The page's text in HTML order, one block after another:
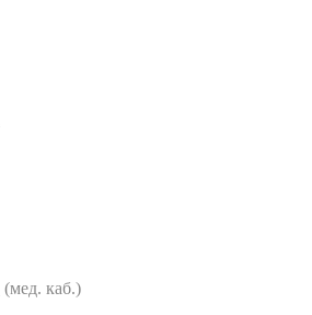
(мед. каб.)